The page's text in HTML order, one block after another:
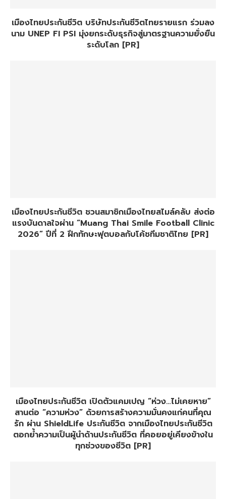
เมืองไทยประกันชีวิต บริษัทประกันชีวิตไทยรายแรก ร่วมลง
นาม UNEP FI PSI มุ่งยกระดับธุรกิจสู่มาตรฐานความยั่งยืน
ระดับโลก [PR]
เมืองไทยประกันชีวิต ชวนสมาชิกเมืองไทยสไมล์คลับ ส่งต่อ
แรงบันดาลใจผ่าน “Muang Thai Smile Football Clinic
2026” ปีที่ 2 ฝึกทักษะฟุตบอลกับโค้ชทีมชาติไทย [PR]
เมืองไทยประกันชีวิต เปิดตัวแคมเปญ “ห่วง…ไม่เคยหาย”
สานต่อ “ความห่วง” ด้วยการสร้างความมั่นคงแก่คนที่คุณ
รัก ผ่าน ShieldLife ประกันชีวิต จากเมืองไทยประกันชีวิต
ตอกย้ำความเป็นผู้นำด้านประกันชีวิต ที่คอยอยู่เคียงข้างใน
ทุกช่วงของชีวิต [PR]